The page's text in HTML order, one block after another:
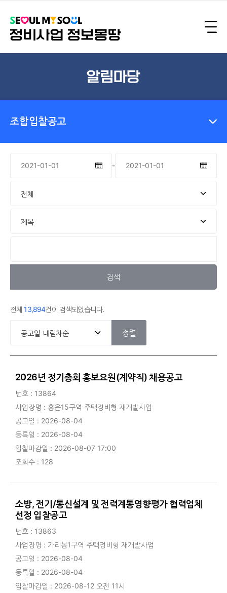
알림마당
조합입찰공고
-
검색
전체13,894건이 검색되었습니다.
정렬
2026년 정기총회 홍보요원(계약직) 채용공고
번호 : 13864
사업장명 : 홍은15구역 주택정비형 재개발사업
공고일 : 2026-08-04
등록일 : 2026-08-04
입찰마감일 : 2026-08-07 17:00
조회수 : 128
소방, 전기/통신설계 및 전력계통영향평가 협력업체
선정 입찰공고
번호 : 13863
사업장명 : 가리봉1구역 주택정비형 재개발사업
공고일 : 2026-08-04
등록일 : 2026-08-04
입찰마감일 : 2026-08-12 오전 11시